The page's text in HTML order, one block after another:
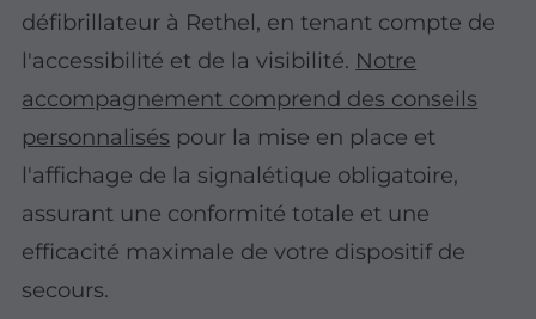
défibrillateur à Rethel, en tenant compte de
l'accessibilité et de la visibilité. Notre
accompagnement comprend des conseils
personnalisés pour la mise en place et
l'affichage de la signalétique obligatoire,
assurant une conformité totale et une
efficacité maximale de votre dispositif de
secours.